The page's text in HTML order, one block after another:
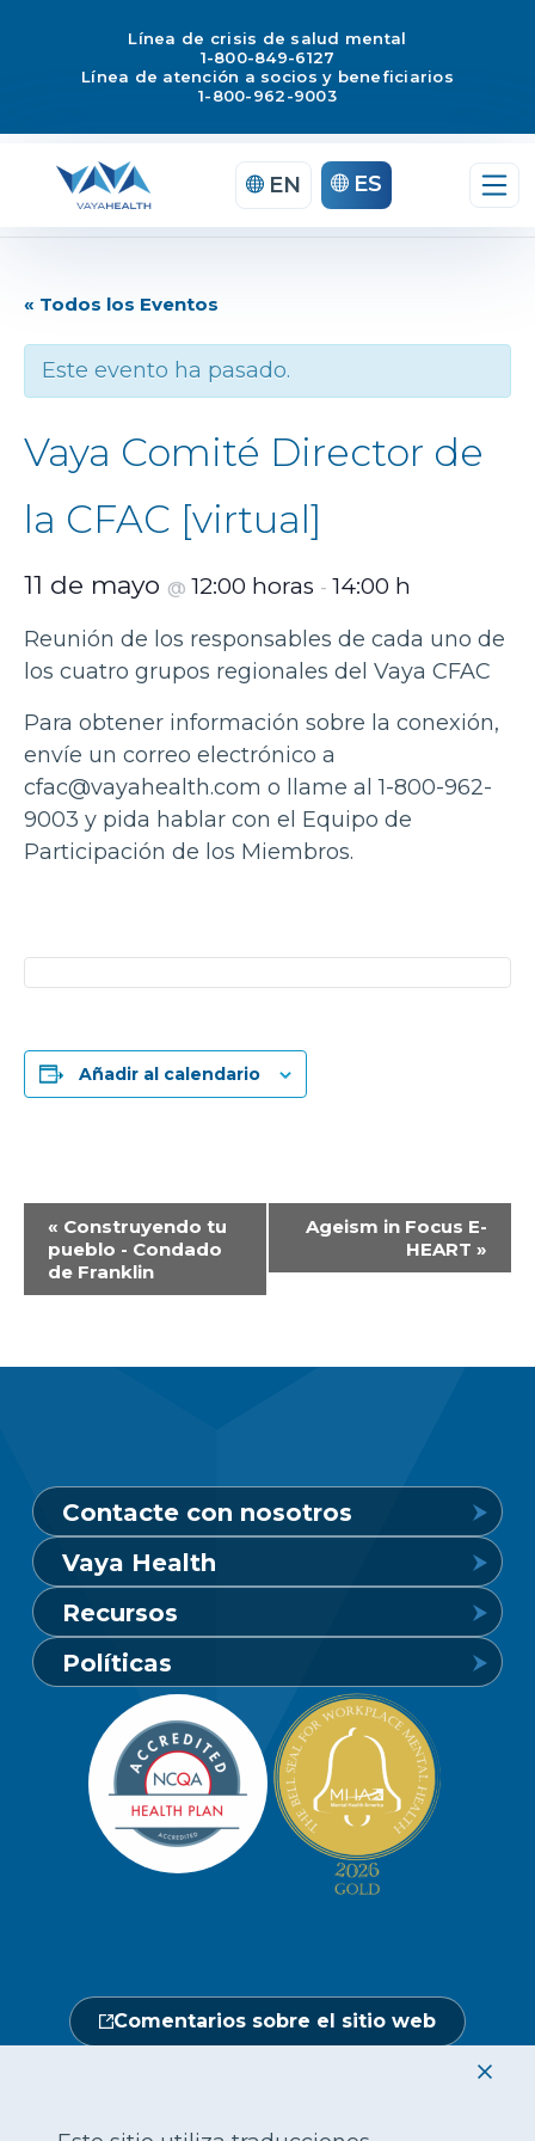
Línea de crisis de salud mental
1-800-849-6127
Línea de atención a socios y beneficiarios
1-800-962-9003
EN ES
« Todos los Eventos
Este evento ha pasado.
Vaya Comité Director de
la CFAC [virtual]
11 de mayo @ 12:00 horas - 14:00 h
Reunión de los responsables de cada uno de
los cuatro grupos regionales del Vaya CFAC
Para obtener información sobre la conexión,
envíe un correo electrónico a
cfac@vayahealth.com o llame al 1-800-962-
9003 y pida hablar con el Equipo de
Participación de los Miembros.
Añadir al calendario
Navegación
del
Evento
« Construyendo tu
pueblo - Condado
de Franklin
Ageism in Focus E-
HEART »
Contacte con nosotros
Línea de crisis de salud mental
24 horas al día, 7 días a la semana
1-800-849-6127
Línea de atención a socios y
beneficiarios
Abierto de lunes a sábado, de 7.00 a
18.00 h.
24 horas al día, 7 días a la semana
Vaya Health
Conozca Vaya
Carreras profesionales
Redacción
Ubicaciones
Calendario de actos
Recursos
Buscar un proveedor
Portal de miembros
Hágase un chequeo médico
Central de proveedores
Políticas
Política de privacidad de los miembros
Política de privacidad del sitio web
No discriminación
Comentarios sobre el sitio web
|